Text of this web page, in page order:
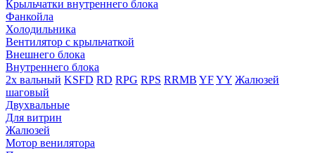
Крыльчатки внутреннего блока
Фанкойла
Холодильника
Вентилятор с крыльчаткой
Внешнего блока
Внутреннего блока
2х вальный KSFD RD RPG RPS RRMB YFYY Жалюзей
шаговый
Двухвальные
Для витрин
Жалюзей
Мотор венилятора